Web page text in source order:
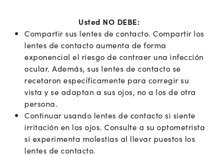
Usted NO DEBE:
Compartir sus lentes de contacto. Compartir los
lentes de contacto aumenta de forma
exponencial el riesgo de contraer una infección
ocular. Además, sus lentes de contacto se
recetaron específicamente para corregir su
vista y se adaptan a sus ojos, no a los de otra
persona.
Continuar usando lentes de contacto si siente
irritación en los ojos. Consulte a su optometrista
si experimenta molestias al llevar puestos los
lentes de contacto.